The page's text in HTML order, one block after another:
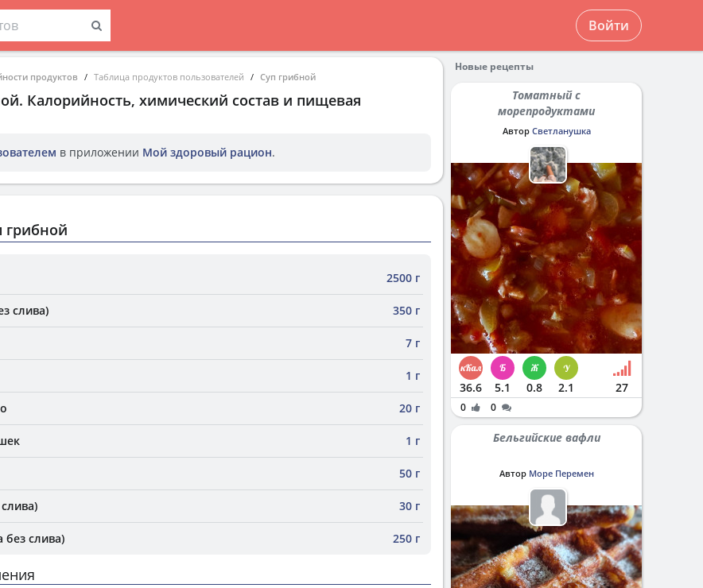
Войти
продуктов Таблица продуктов пользователей Суп грибной
. Калорийность, химический состав и пищевая
в приложении Мой здоровый рацион.
грибной
2500 г
слива) 350 г
7 г
1 г
20 г
1 г
50 г
30 г
слива) 250 г
Новые рецепты
Томатный с
морепродуктами
Автор Светланушка
36.6 5.1 0.8 2.1 27
0 0
Бельгийские вафли
Автор Море Перемен